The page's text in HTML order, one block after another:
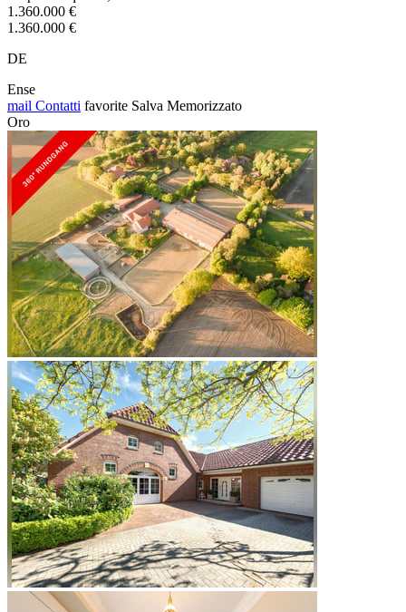
1.360.000 €
1.360.000 €
DE
Ense
mail Contatti favorite Salva Memorizzato
Oro